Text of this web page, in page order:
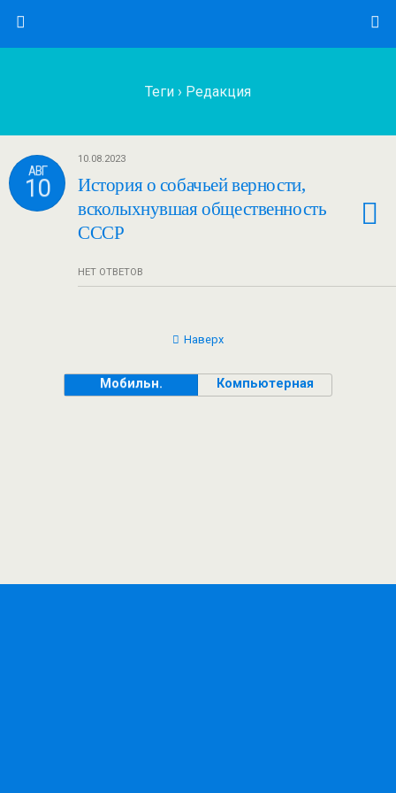
Теги › Редакция
АВГ
10
10.08.2023
История о собачьей верности,
всколыхнувшая общественность
СССР
НЕТ ОТВЕТОВ
Наверх
Мобильн. Компьютерная